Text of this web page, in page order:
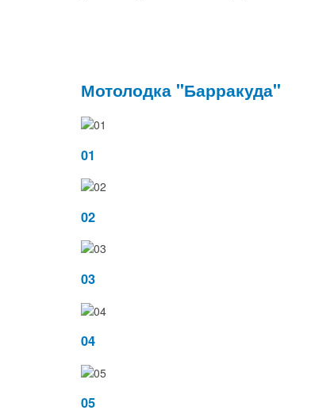
Мотолодка "Барракуда"
01
02
03
04
05